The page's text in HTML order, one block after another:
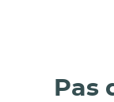
Panneau de
Pas